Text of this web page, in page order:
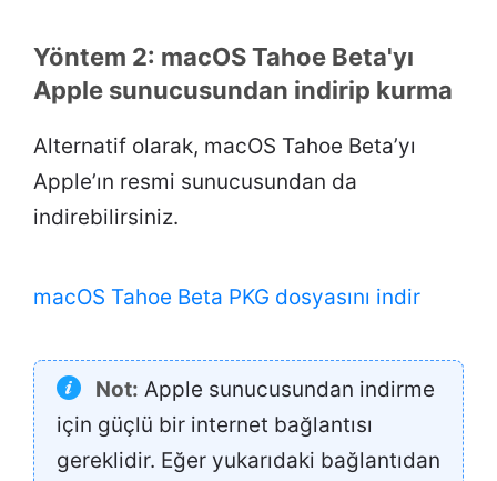
Yöntem 2: macOS Tahoe Beta'yı
Apple sunucusundan indirip kurma
Alternatif olarak, macOS Tahoe Beta’yı
Apple’ın resmi sunucusundan da
indirebilirsiniz.
macOS Tahoe Beta PKG dosyasını indir
Not: Apple sunucusundan indirme
için güçlü bir internet bağlantısı
gereklidir. Eğer yukarıdaki bağlantıdan